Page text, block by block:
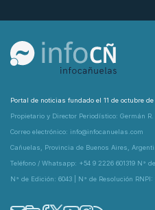
Portal de noticias fundado el 11 de octubre de
Propietario y Director Periodístico: Germán
Correo electrónico: info@infocanuelas.com
Cañuelas, Provincia de Buenos Aires,
Teléfono / Whatsapp: +54 9 2226 601319 N°
N° de Edición: 6043 | N° de Resolución RNPI: